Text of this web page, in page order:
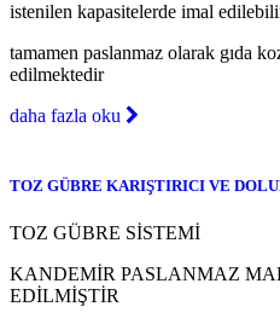
istenilen kapasitelerde imal
tamamen paslanmaz olarak gıda
edilmektedir
daha fazla oku
TOZ GÜBRE KARIŞTIRICI VE
TOZ GÜBRE SİSTEMİ
KANDEMİR PASLANMAZ
EDİLMİŞTİR